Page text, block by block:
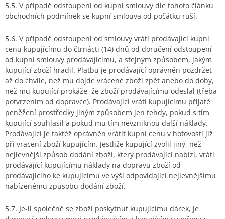
5.5. V případě odstoupení od kupní smlouvy dle tohoto článku
obchodních podmínek se kupní smlouva od počátku ruší.
5.6. V případě odstoupení od smlouvy vrátí prodávající kupní
cenu kupujícímu do čtrnácti (14) dnů od doručení odstoupení
od kupní smlouvy prodávajícímu, a stejným způsobem, jakým
kupující zboží hradil. Platbu je prodávající oprávněn pozdržet
až do chvíle, než mu dojde vrácené zboží zpět anebo do doby,
než mu kupující prokáže, že zboží prodávajícímu odeslal (třeba
potvrzením od dopravce). Prodávající vrátí kupujícímu přijaté
peněžení prostředky jiným způsobem jen tehdy, pokud s tím
kupující souhlasil a pokud mu tím nevzniknou další náklady.
Prodávající je taktéž oprávněn vrátit kupní cenu v hotovosti již
při vracení zboží kupujícím. Jestliže kupující zvolil jiný, než
nejlevnější způsob dodání zboží, který prodávající nabízí, vrátí
prodávající kupujícímu náklady na dopravu zboží od
prodávajícího ke kupujícímu ve výši odpovídající nejlevnějšímu
nabízenému způsobu dodání zboží.
5.7. Je-li společně se zboží poskytnut kupujícímu dárek, je